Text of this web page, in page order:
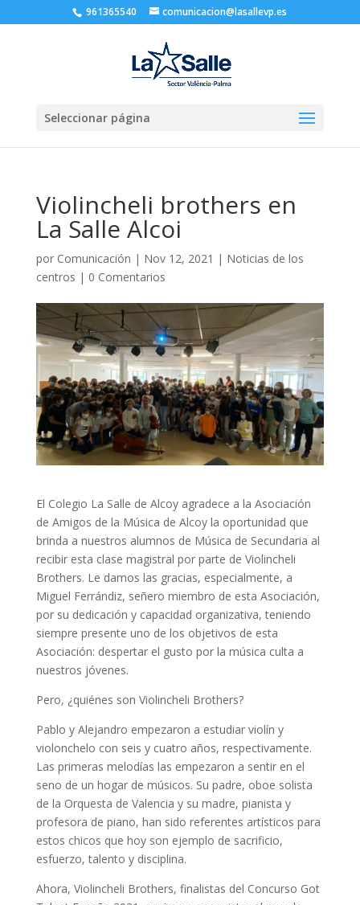
961365540 comunicacion@lasallevp.es
Seleccionar página
Violincheli brothers en
La Salle Alcoi
por Comunicación | Nov 12, 2021 | Noticias de los
centros | 0 Comentarios
El Colegio La Salle de Alcoy agradece a la Asociación
de Amigos de la Música de Alcoy la oportunidad que
brinda a nuestros alumnos de Música de Secundaria al
recibir esta clase magistral por parte de Violincheli
Brothers. Le damos las gracias, especialmente, a
Miguel Ferrándiz, señero miembro de esta Asociación,
por su dedicación y capacidad organizativa, teniendo
siempre presente uno de los objetivos de esta
Asociación: despertar el gusto por la música culta a
nuestros jóvenes.
Pero, ¿quiénes son Violincheli Brothers?
Pablo y Alejandro empezaron a estudiar violín y
violonchelo con seis y cuatro años, respectivamente.
Las primeras melodías las empezaron a sentir en el
seno de un hogar de músicos. Su padre, oboe solista
de la Orquesta de Valencia y su madre, pianista y
profesora de piano, han sido referentes artísticos para
estos chicos que hoy son ejemplo de sacrificio,
esfuerzo, talento y disciplina.
Ahora, Violincheli Brothers, finalistas del Concurso Got